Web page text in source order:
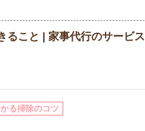
ること | 家事代行のサービス
る掃除のコツ